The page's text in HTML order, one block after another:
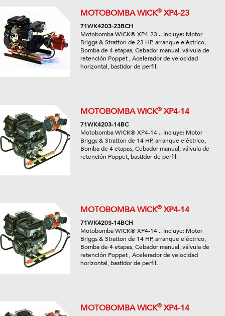
MOTOBOMBA WICK® XP4-23
71WK4203-23BCH
Motobomba WICK® XP4-23 .. Incluye: Motor
Briggs & Stratton de 23 HP, arranque eléctrico,
Bomba de 4 etapas, Cebador manual, válvula de
retención Poppet , Acelerador de velocidad
horizontal, bastidor de perfil.
MOTOBOMBA WICK® XP4-14
71WK4203-14BC
Motobomba WICK® XP4-14 .. Incluye: Motor
Briggs & Stratton de 14 HP, arranque eléctrico,
Bomba de 4 etapas, Cebador manual, válvula de
retención Poppet, bastidor de perfil.
MOTOBOMBA WICK® XP4-14
71WK4203-14BCH
Motobomba WICK® XP4-14 .. Incluye: Motor
Briggs & Stratton de 14 HP, arranque eléctrico,
Bomba de 4 etapas, Cebador manual, válvula de
retención Poppet , Acelerador de velocidad
horizontal, bastidor de perfil.
MOTOBOMBA WICK® XP4-14